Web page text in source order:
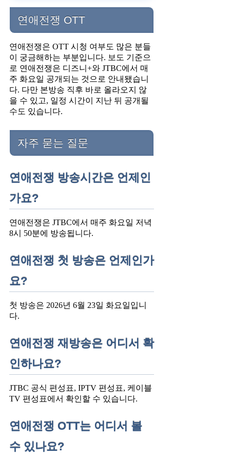
연애전쟁 OTT
연애전쟁은 OTT 시청 여부도 많은 분들
이 궁금해하는 부분입니다. 보도 기준으
로 연애전쟁은 디즈니+와 JTBC에서 매
주 화요일 공개되는 것으로 안내됐습니
다. 다만 본방송 직후 바로 올라오지 않
을 수 있고, 일정 시간이 지난 뒤 공개될
수도 있습니다.
자주 묻는 질문
연애전쟁 방송시간은 언제인
가요?
연애전쟁은 JTBC에서 매주 화요일 저녁
8시 50분에 방송됩니다.
연애전쟁 첫 방송은 언제인가
요?
첫 방송은 2026년 6월 23일 화요일입니
다.
연애전쟁 재방송은 어디서 확
인하나요?
JTBC 공식 편성표, IPTV 편성표, 케이블
TV 편성표에서 확인할 수 있습니다.
연애전쟁 OTT는 어디서 볼
수 있나요?